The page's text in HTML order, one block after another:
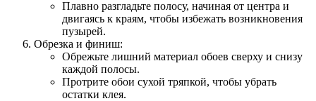
Плавно разгладьте полосу, начиная от центра и
двигаясь к краям, чтобы избежать возникновения
пузырей.
Обрезка и финиш:
Обрежьте лишний материал обоев сверху и снизу
каждой полосы.
Протрите обои сухой тряпкой, чтобы убрать
остатки клея.